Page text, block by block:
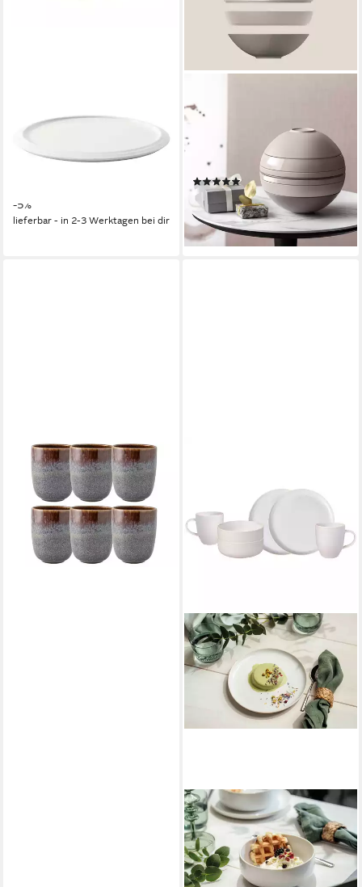
Boule Kyoto Ø24cm, Premium
-5%
lieferbar - in 2-3 Werktagen bei dir
Geschirr-Set Iconic LaBoule
(7-tlg), 2 Personen, Porzellan,
Premium Porcelain, mikrow.-
& spülm.sicher, Made in
Germany
(4)
299,00 €
lieferbar - in 4-5 Werktagen bei dir
+2
LIKE. BY VILLEROY & BOCH
Geschirr-Set Lave beige
Becher ohne Henkel Set 0,4 l
Set6, Steinzeug
116,80 €
lieferbar - in 2-3 Werktagen bei dir
LIKE. BY VILLEROY & BOCH
Frühstücks-Geschirrset
Crafted Cotton Frühstücks-
Set 6er Set (6-tlg), 2
Personen, Porzellan